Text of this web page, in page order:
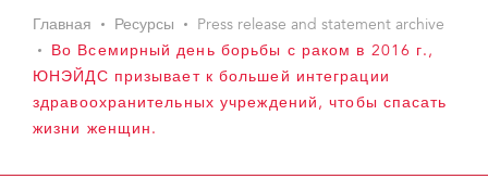
Главная Ресурсы
Press release and statement archive
Во Всемирный день борьбы с раком в 2016 г.,
ЮНЭЙДС призывает к большей интеграции
здравоохранительных учреждений, чтобы спасать
жизни женщин.